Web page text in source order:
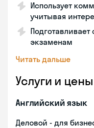
Использует
учитывая
экзаменам
Читать дальше
Услуги и цены
Английский язык
Деловой - для